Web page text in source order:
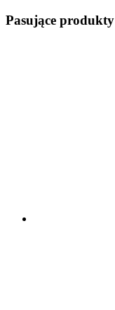
Pasujące produkty